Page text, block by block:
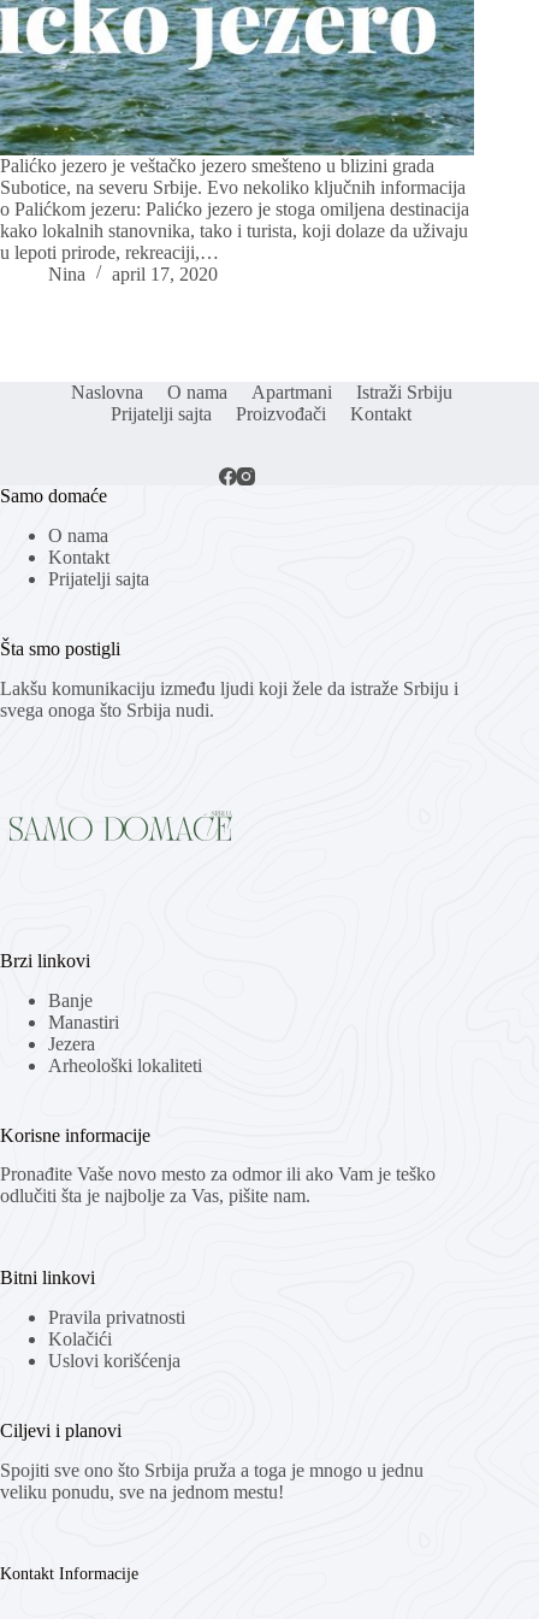
Palićko jezero je veštačko jezero smešteno u blizini grada
Subotice, na severu Srbije. Evo nekoliko ključnih informacija
o Palićkom jezeru: Palićko jezero je stoga omiljena destinacija
kako lokalnih stanovnika, tako i turista, koji dolaze da uživaju
u lepoti prirode, rekreaciji,…
Nina
april 17, 2020
Naslovna O nama Apartmani
Istraži Srbiju
Prijatelji sajta
Proizvođači Kontakt
Samo domaće
O nama
Kontakt
Prijatelji sajta
Šta smo postigli
Lakšu komunikaciju između ljudi koji žele da istraže Srbiju i
svega onoga što Srbija nudi.
Brzi linkovi
Banje
Manastiri
Jezera
Arheološki lokaliteti
Korisne informacije
Pronađite Vaše novo mesto za odmor ili ako Vam je teško
odlučiti šta je najbolje za Vas, pišite nam.
Bitni linkovi
Pravila privatnosti
Kolačići
Uslovi korišćenja
Ciljevi i planovi
Spojiti sve ono što Srbija pruža a toga je mnogo u jednu
veliku ponudu, sve na jednom mestu!
Kontakt Informacije